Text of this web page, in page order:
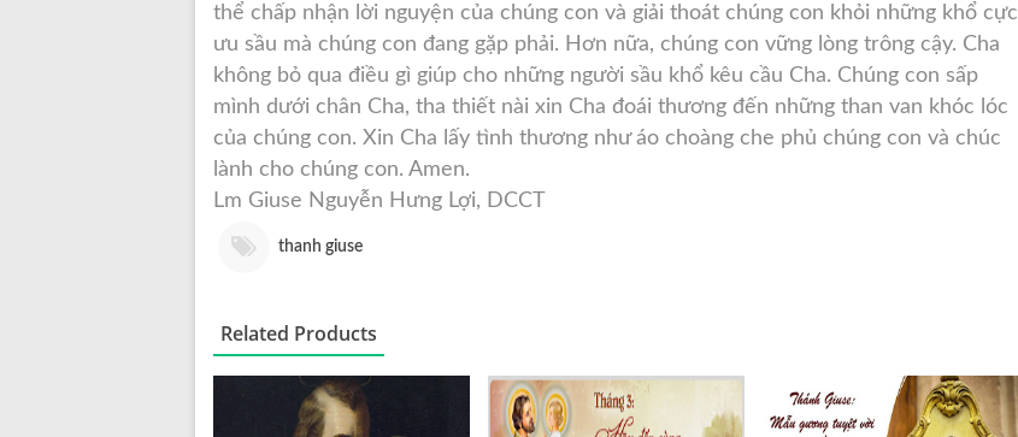
thể chấp nhận lời nguyện của chúng con và giải thoát chúng con khỏi những khổ cực
ưu sầu mà chúng con đang gặp phải. Hơn nữa, chúng con vững lòng trông cậy. Cha
không bỏ qua điều gì giúp cho những người sầu khổ kêu cầu Cha. Chúng con sấp
mình dưới chân Cha, tha thiết nài xin Cha đoái thương đến những than van khóc lóc
của chúng con. Xin Cha lấy tình thương như áo choàng che phủ chúng con và chúc
lành cho chúng con. Amen.
Lm Giuse Nguyễn Hưng Lợi, DCCT
thanh giuse
Related Products